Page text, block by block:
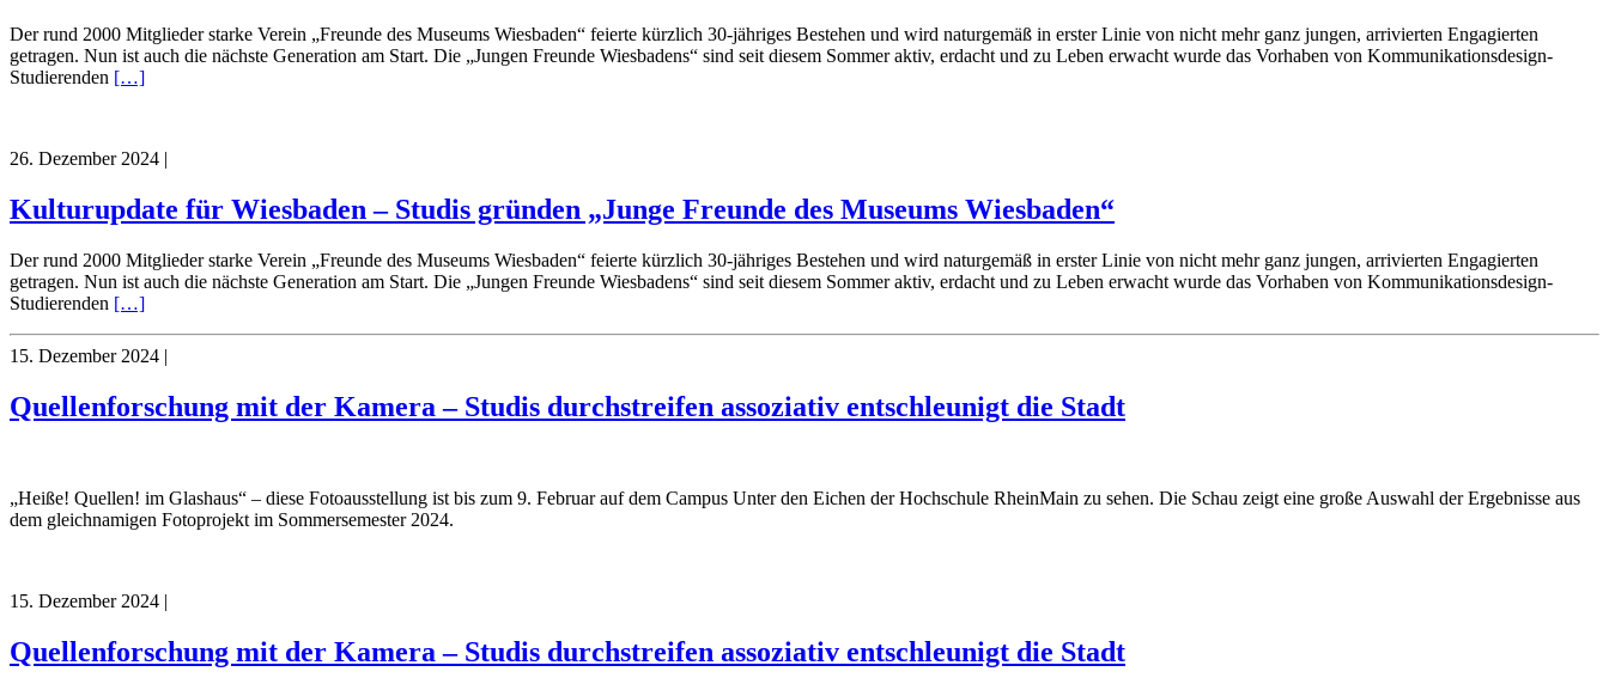
Der rund 2000 Mitglieder starke Verein „Freunde des Museums Wiesbaden“ feierte kürzlich 30-jähriges Bestehen und wird naturgemäß in erster Linie von nicht mehr ganz jungen, arrivierten Engagierten
getragen. Nun ist auch die nächste Generation am Start. Die „Jungen Freunde Wiesbadens“ sind seit diesem Sommer aktiv, erdacht und zu Leben erwacht wurde das Vorhaben von Kommunikationsdesign-
Studierenden […]
26. Dezember 2024 |
Kulturupdate für Wiesbaden – Studis gründen „Junge Freunde des Museums Wiesbaden“
Der rund 2000 Mitglieder starke Verein „Freunde des Museums Wiesbaden“ feierte kürzlich 30-jähriges Bestehen und wird naturgemäß in erster Linie von nicht mehr ganz jungen, arrivierten Engagierten
getragen. Nun ist auch die nächste Generation am Start. Die „Jungen Freunde Wiesbadens“ sind seit diesem Sommer aktiv, erdacht und zu Leben erwacht wurde das Vorhaben von Kommunikationsdesign-
Studierenden […]
15. Dezember 2024 |
Quellenforschung mit der Kamera – Studis durchstreifen assoziativ entschleunigt die Stadt
„Heiße! Quellen! im Glashaus“ – diese Fotoausstellung ist bis zum 9. Februar auf dem Campus Unter den Eichen der Hochschule RheinMain zu sehen. Die Schau zeigt eine große Auswahl der Ergebnisse aus
dem gleichnamigen Fotoprojekt im Sommersemester 2024.
15. Dezember 2024 |
Quellenforschung mit der Kamera – Studis durchstreifen assoziativ entschleunigt die Stadt